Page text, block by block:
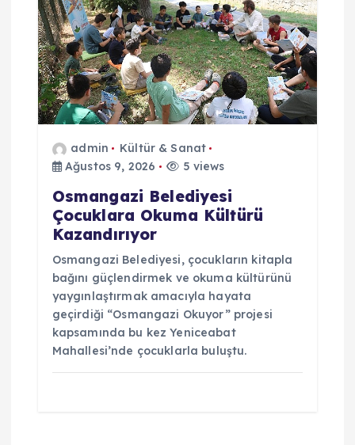
admin
Kültür & Sanat
Ağustos 9, 2026
5 views
Osmangazi Belediyesi
Çocuklara Okuma Kültürü
Kazandırıyor
Osmangazi Belediyesi, çocukların kitapla
bağını güçlendirmek ve okuma kültürünü
yaygınlaştırmak amacıyla hayata
geçirdiği “Osmangazi Okuyor” projesi
kapsamında bu kez Yeniceabat
Mahallesi’nde çocuklarla buluştu.